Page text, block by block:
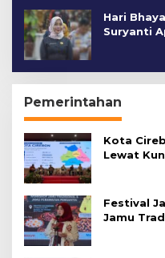
Hari
Suryanti
Pemerintahan
Kota
Lewat
Festival
Jamu